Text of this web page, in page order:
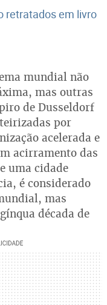
retratados em livro
mundial não
mas outras
de Dusseldorf
por
acelerada e
acirramento das
uma cidade
é considerado
mas
década de